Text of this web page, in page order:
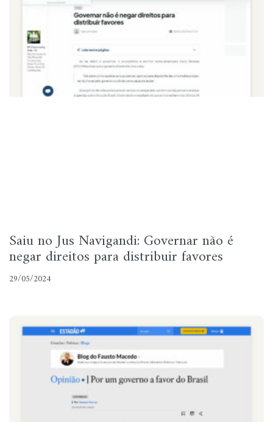
Saiu no Jus Navigandi: Governar não é
negar direitos para distribuir favores
29/05/2024